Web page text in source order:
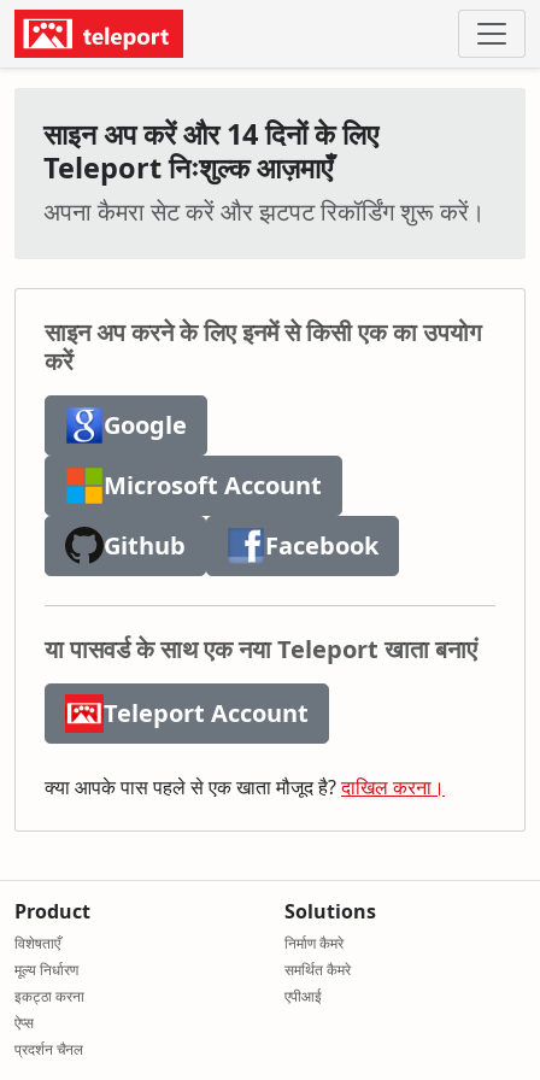
साइन अप करें और 14 दिनों के लिए
Teleport निःशुल्क आज़माएँ
अपना कैमरा सेट करें और झटपट रिकॉर्डिंग शुरू करें।
साइन अप करने के लिए इनमें से किसी एक का उपयोग
करें
Google
Microsoft Account
Github
Facebook
या पासवर्ड के साथ एक नया Teleport खाता बनाएं
Teleport Account
क्या आपके पास पहले से एक खाता मौजूद है?दाखिल करना।
Product
विशेषताएँ
मूल्य निर्धारण
इकट्ठा करना
ऐप्स
प्रदर्शन चैनल
Solutions
निर्माण कैमरे
समर्थित कैमरे
एपीआई